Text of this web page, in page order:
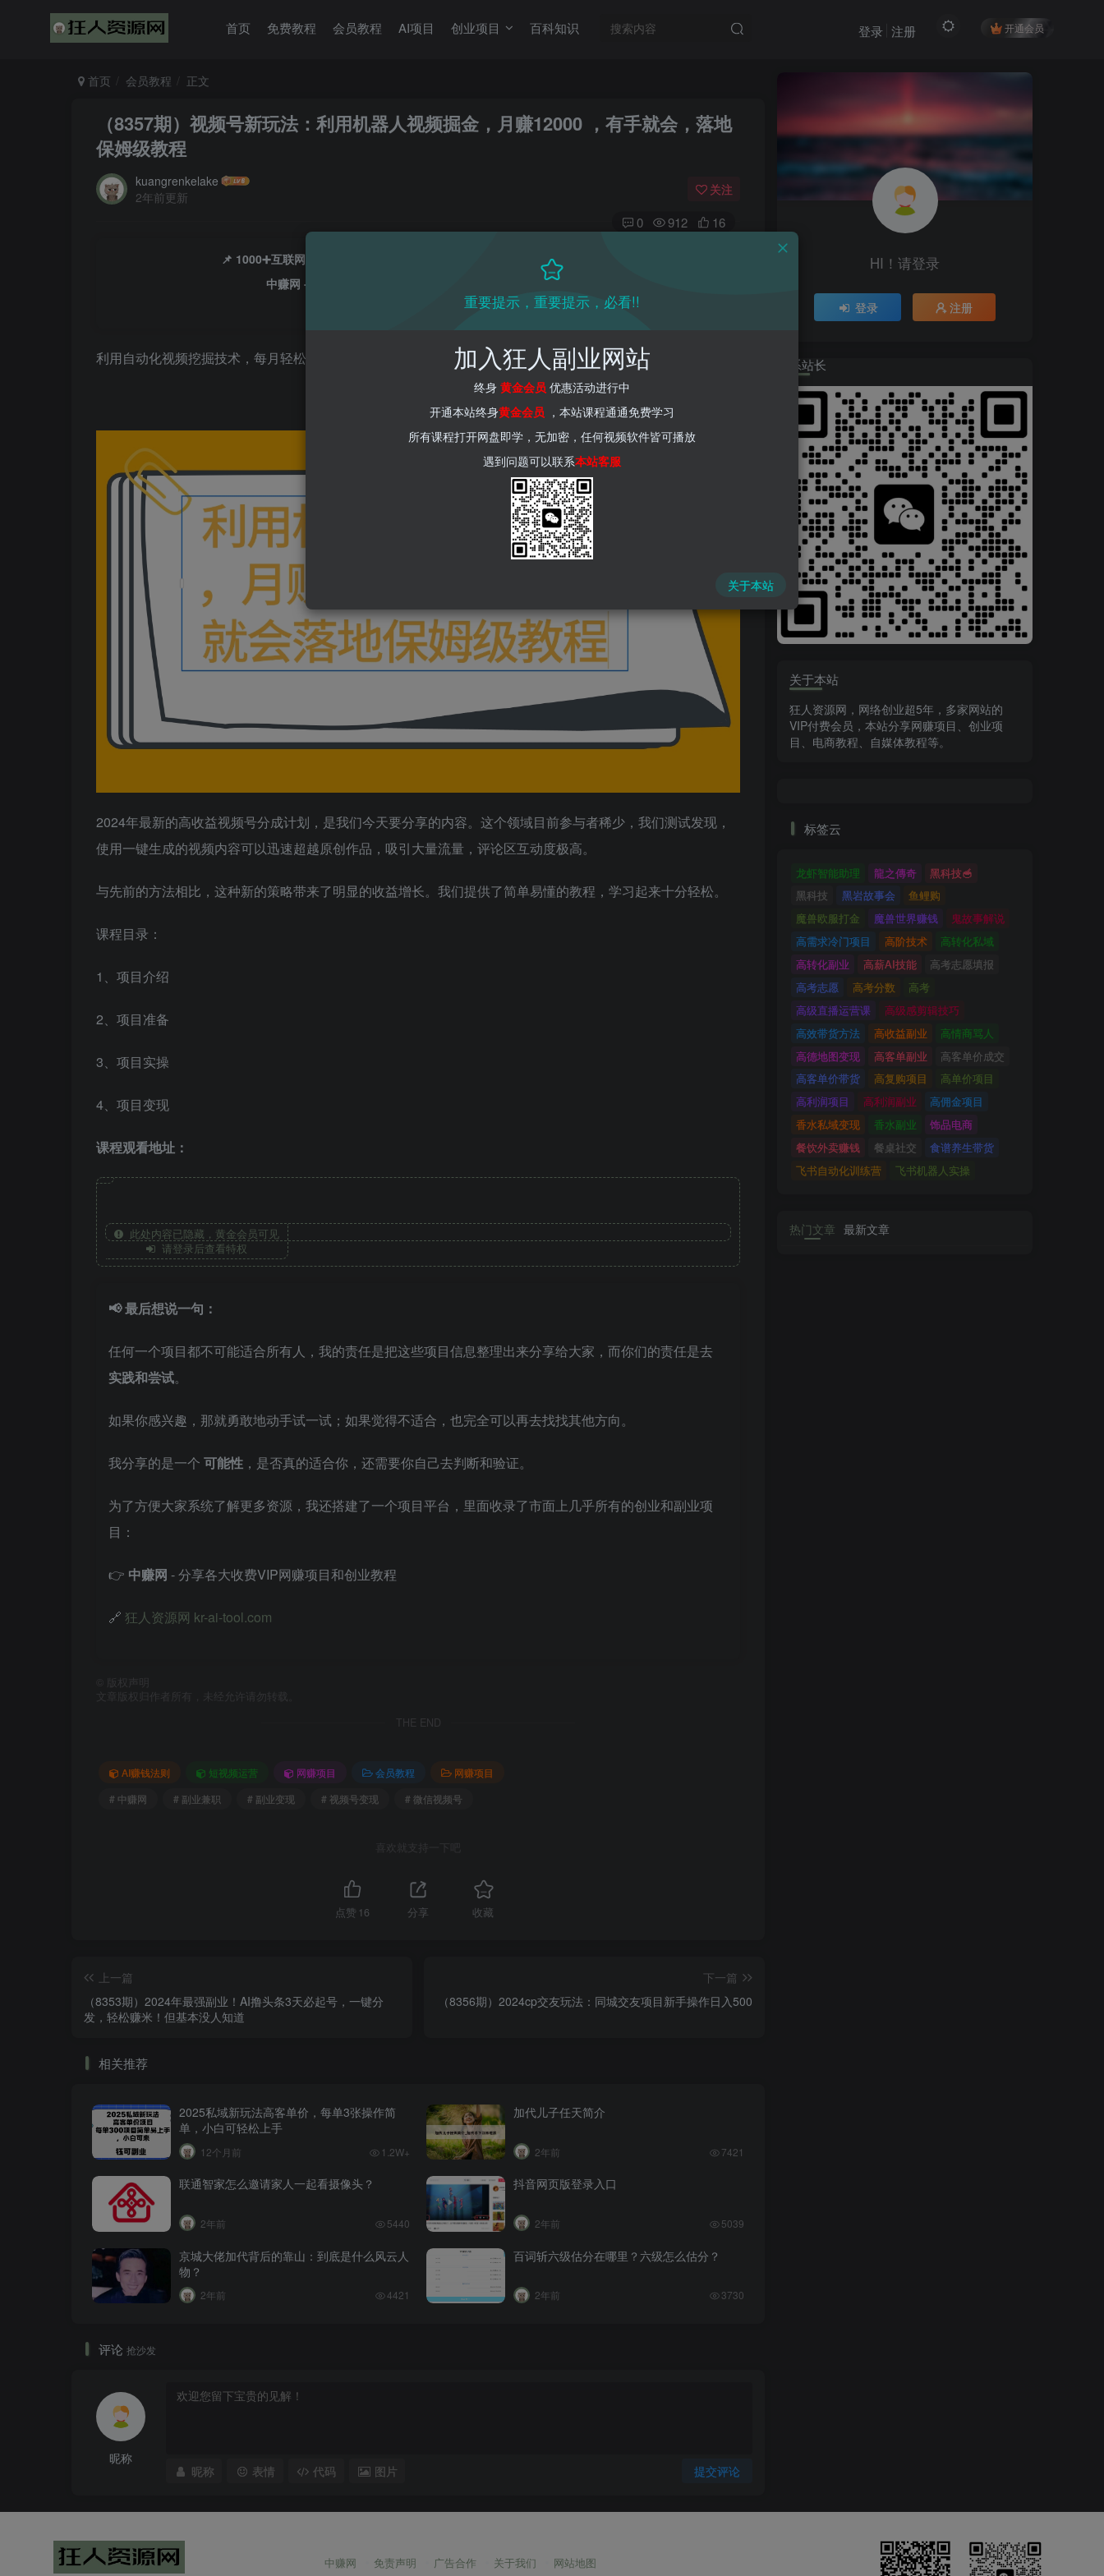
首页 免费教程 会员教程 AI项目 创业项目 百科知识 开通会员
登录 注册
首页 会员教程 正文
（8357期）视频号新玩法：利用机器人视频掘金，月赚12000 ，有手就会，落地
保姆级教程
kuangrenkelake
2年前更新
关注
0 912 16
📌 1000➕互联网副业项目教程，更多网赚项目，点击以下链接进入本站首页：
中赚网 - 分享各大收费VIP网赚项目和创业教程 - 狂人资源网
利用自动化视频挖掘技术，每月轻松赚取12000，只需跟着简单的保姆级教程操作即可。
2024年最新的高收益视频号分成计划，是我们今天要分享的内容。这个领域目前参与者稀少，我们测试发现，
使用一键生成的视频内容可以迅速超越原创作品，吸引大量流量，评论区互动度极高。
与先前的方法相比，这种新的策略带来了明显的收益增长。我们提供了简单易懂的教程，学习起来十分轻松。
课程目录：
1、项目介绍
2、项目准备
3、项目实操
4、项目变现
课程观看地址：
此处内容已隐藏，黄金会员可见
请登录后查看特权
📢 最后想说一句：
任何一个项目都不可能适合所有人，我的责任是把这些项目信息整理出来分享给大家，而你们的责任是去
实践和尝试。
如果你感兴趣，那就勇敢地动手试一试；如果觉得不适合，也完全可以再去找找其他方向。
我分享的是一个 可能性 ，是否真的适合你，还需要你自己去判断和验证。
为了方便大家系统了解更多资源，我还搭建了一个项目平台，里面收录了市面上几乎所有的创业和副业项
目：
👉 中赚网 - 分享各大收费VIP网赚项目和创业教程
🔗 狂人资源网 kr-ai-tool.com
版权声明
文章版权归作者所有，未经允许请勿转载。
THE END
AI赚钱法则 短视频运营 网赚项目 会员教程
网赚项目
# 中赚网
# 副业兼职 # 副业变现 # 视频号变现 # 微信视频号
喜欢就支持一下吧
点赞 16 分享 收藏
上一篇
（8353期）2024年最强副业！AI撸头条3天必起号，一键分
发，轻松赚米！但基本没人知道
下一篇
（8356期）2024cp交友玩法：同城交友项目新手操作日入500
相关推荐
2025私域新玩法高客单价，每单3张操作简
单，小白可轻松上手
12个月前 1.2W+
加代儿子任天简介
2年前 7421
联通智家怎么邀请家人一起看摄像头？
2年前 5440
抖音网页版登录入口
2年前 5039
京城大佬加代背后的靠山：到底是什么风云人
物？
2年前 4421
百词斩六级估分在哪里？六级怎么估分？
2年前 3730
评论 抢沙发
昵称
提交评论
昵称 表情 代码 图片
HI！请登录
登录 注册
HI！请登录
登录 注册
联系站长
关于本站
狂人资源网，网络创业超5年，多家网站的
VIP付费会员，本站分享网赚项目、创业项
目、电商教程、自媒体教程等。
标签云
龙虾智能助理 龍之傳奇
黑科技🥣
黑科技
黑岩故事会
鱼鲤购
魔兽欧服打金
魔兽世界赚钱
鬼故事解说
高需求冷门项目
高阶技术
高转化私域
高转化副业
高薪AI技能
高考志愿填报
高考志愿
高考分数
高考
高级直播运营课
高级感剪辑技巧
高效带货方法
高收益副业
高情商骂人
高德地图变现
高客单副业
高客单价成交
高客单价带货
高复购项目
高单价项目
高利润项目
高利润副业
高佣金项目
香水私域变现
香水副业
饰品电商
餐饮外卖赚钱
餐桌社交
食谱养生带货
飞书自动化训练营
飞书机器人实操
热门文章 最新文章
中赚网 免责声明 广告合作 关于我们 网站地图
重要提示，重要提示，必看!!
加入狂人副业网站
终身 黄金会员 优惠活动进行中
开通本站终身黄金会员 ，本站课程通通免费学习
所有课程打开网盘即学，无加密，任何视频软件皆可播放
遇到问题可以联系本站客服
关于本站